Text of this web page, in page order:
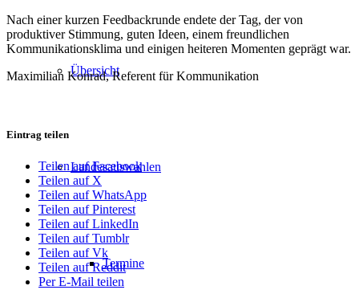
Übersicht
Landesauswahlen
Termine
Nach einer kurzen Feedbackrunde endete der Tag, der von
produktiver Stimmung, guten Ideen, einem freundlichen
Kommunikationsklima und einigen heiteren Momenten geprägt war.
Maximilian Konrad, Referent für Kommunikation
Eintrag teilen
Teilen auf Facebook
Teilen auf X
Teilen auf WhatsApp
Teilen auf Pinterest
Teilen auf LinkedIn
Teilen auf Tumblr
Teilen auf Vk
Teilen auf Reddit
Per E-Mail teilen